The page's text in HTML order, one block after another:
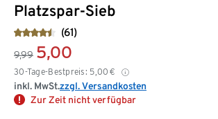
Platzspar-Sieb
(61)
9,99 5,00
30-Tage-Bestpreis: 5,00 €
inkl. MwSt.zzgl. Versandkosten
Zur Zeit nicht verfügbar